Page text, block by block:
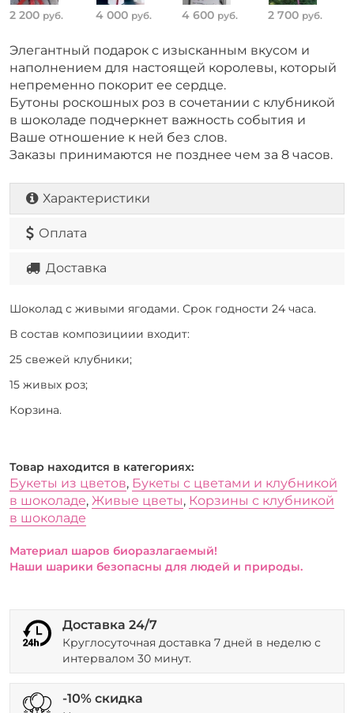
2 200 руб. 4 000 руб. 4 600 руб. 2 700 руб.
Элегантный подарок с изысканным вкусом и
наполнением для настоящей королевы, который
непременно покорит ее сердце.
Бутоны роскошных роз в сочетании с клубникой
в шоколаде подчеркнет важность события и
Ваше отношение к ней без слов.
Заказы принимаются не позднее чем за 8 часов.
Характеристики
Оплата
Доставка
Шоколад с живыми ягодами. Срок годности 24 часа.
В состав композициии входит:
25 свежей клубники;
15 живых роз;
Корзина.
Товар находится в категориях:
Букеты из цветов, Букеты с цветами и клубникой
в шоколаде, Живые цветы, Корзины с клубникой
в шоколаде
Материал шаров биоразлагаемый!
Наши шарики безопасны для людей и природы.
Доставка 24/7
Круглосуточная доставка 7 дней в неделю с
интервалом 30 минут.
-10% скидка